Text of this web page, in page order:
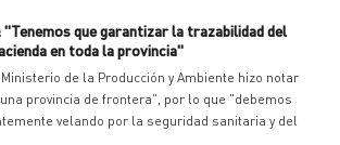
que garantizar la trazabilidad del
en toda la provincia"
de la Producción y Ambiente hizo notar
provincia de frontera", por lo que "debemos
velando por la seguridad sanitaria y del